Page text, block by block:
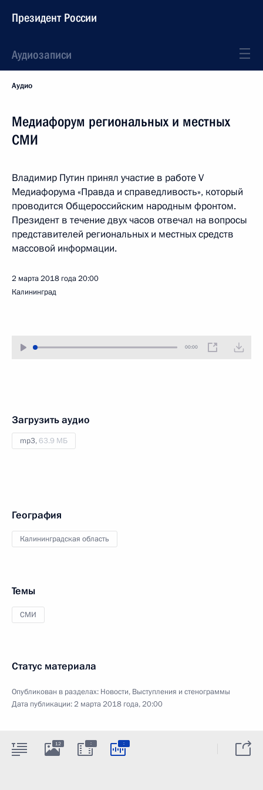
Президент России
Аудиозаписи
Аудио
Медиафорум региональных и местных
СМИ
Владимир Путин принял участие в работе V
Медиафорума «Правда и справедливость», который
проводится Общероссийским народным фронтом.
Президент в течение двух часов отвечал на вопросы
представителей региональных и местных средств
массовой информации.
2 марта 2018 года20:00
Калининград
00:00
Загрузить аудио
mp3,63.9 МБ
География
Калининградская область
Темы
СМИ
Статус материала
Опубликован в разделах: Новости, Выступления и стенограммы
Дата публикации:2 марта 2018 года, 20:00
12 : :